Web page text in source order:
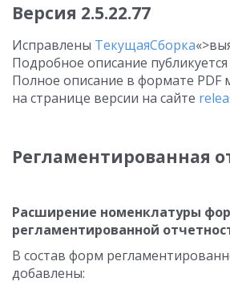
Версия 2.5.22.77
Исправлены ТекущаяСборка
Подробное описание публикуется
Полное описание в формате PDF
на странице версии на сайте
Регламентированная
Расширение номенклатуры
регламентированной
В состав форм
добавлены: